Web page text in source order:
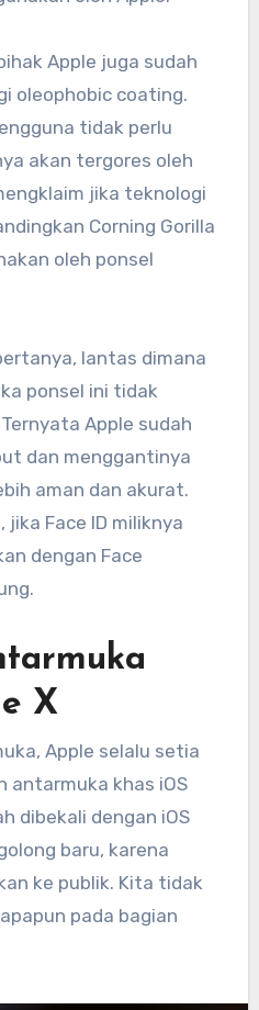
Apple juga sudah
oleophobic coating.
tidak perlu
akan tergores oleh
jika teknologi
Corning Gorilla
oleh ponsel
lantas dimana
ponsel ini tidak
Apple sudah
dan menggantinya
aman dan akurat.
jika Face ID miliknya
dengan Face
X
Apple selalu setia
antarmuka khas iOS
dibekali dengan iOS
baru, karena
ke publik. Kita tidak
pada bagian